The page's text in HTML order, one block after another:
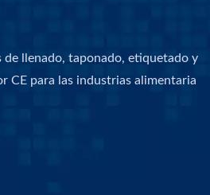
de llenado, taponado, etiquetado y
CE para las industrias alimentaria